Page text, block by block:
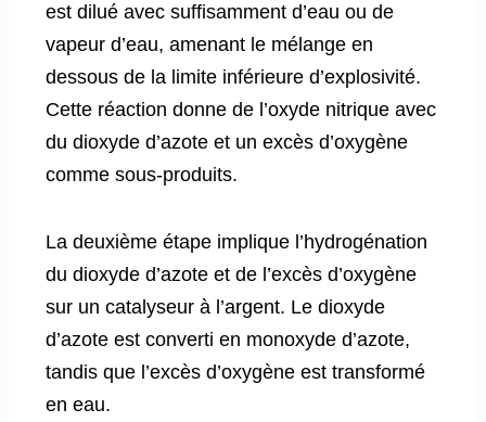
est dilué avec suffisamment d’eau ou de
vapeur d’eau, amenant le mélange en
dessous de la limite inférieure d’explosivité.
Cette réaction donne de l’oxyde nitrique avec
du dioxyde d’azote et un excès d’oxygène
comme sous-produits.
La deuxième étape implique l’hydrogénation
du dioxyde d’azote et de l’excès d’oxygène
sur un catalyseur à l’argent. Le dioxyde
d’azote est converti en monoxyde d’azote,
tandis que l’excès d’oxygène est transformé
en eau.